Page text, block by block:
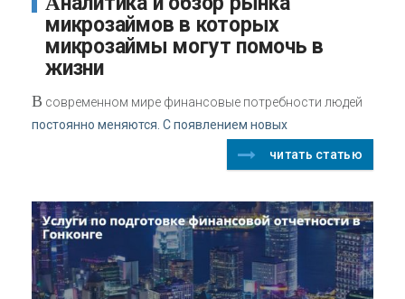
микрозаймов в которых
микрозаймы могут помочь в
жизни
В современном мире финансовые потребности людей
постоянно меняются. С появлением новых
читать статью